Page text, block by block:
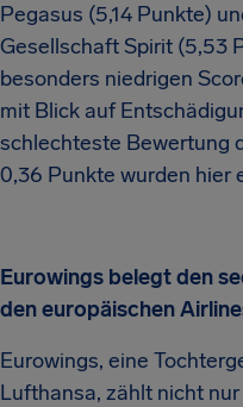
Pegasus (5,14 Punkte)
Gesellschaft Spirit (5,53
besonders niedrigen
mit Blick auf
schlechteste Bewertung
0,36 Punkte wurden hier
Eurowings belegt den
den europäischen
Eurowings, eine
Lufthansa, zählt nicht